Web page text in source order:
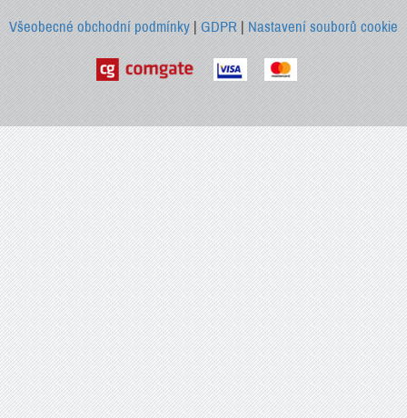
Všeobecné obchodní podmínky |GDPR |Nastavení souborů cookie